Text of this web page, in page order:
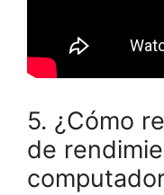
5. ¿Cómo
de